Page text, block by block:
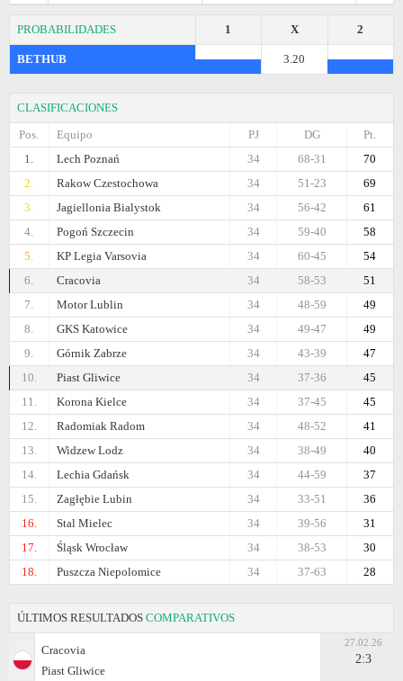
PROBABILIDADES 2
X
1
BETHUB 3.20
CLASIFICACIONES
Pos.
Equipo Pt.
DG
PJ
1.
Lech Poznań 70
68-31
34
2.
Rakow Czestochowa 69
51-23
34
3.
Jagiellonia Bialystok 61
56-42
34
4.
Pogoń Szczecin 58
59-40
34
5.
KP Legia Varsovia 54
60-45
34
6.
Cracovia 51
58-53
34
7.
Motor Lublin 49
48-59
34
8.
GKS Katowice 49
49-47
34
9.
Górnik Zabrze 47
43-39
34
10.
Piast Gliwice 45
37-36
34
11.
Korona Kielce 45
37-45
34
12.
Radomiak Radom 41
48-52
34
13.
Widzew Lodz 40
38-49
34
14.
Lechia Gdańsk 37
44-59
34
15.
Zagłębie Lubin 36
33-51
34
16.
Stal Mielec 31
39-56
34
17.
Śląsk Wrocław 30
38-53
34
18.
Puszcza Niepolomice 28
37-63
34
ÚLTIMOS RESULTADOS COMPARATIVOS
Cracovia
Piast Gliwice
27.02.26
2:3